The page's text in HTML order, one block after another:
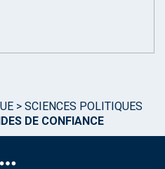
> SCIENCES POLITIQUES
DE CONFIANCE